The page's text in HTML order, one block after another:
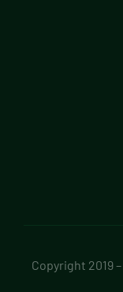
Copyright 2019